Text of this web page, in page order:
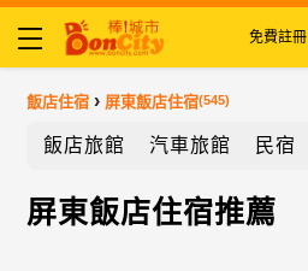
免費註冊
飯店住宿 › 屏東飯店住宿(545)
飯店旅館 汽車旅館 民宿
屏東飯店住宿推薦